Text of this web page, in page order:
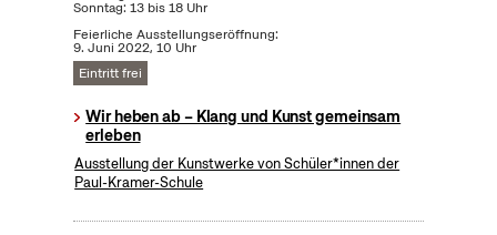
Sonntag: 13 bis 18 Uhr
Feierliche Ausstellungseröffnung:
9. Juni 2022, 10 Uhr
Eintritt frei
Wir heben ab – Klang und Kunst gemeinsam
erleben
Ausstellung der Kunstwerke von Schüler*innen der
Paul-Kramer-Schule